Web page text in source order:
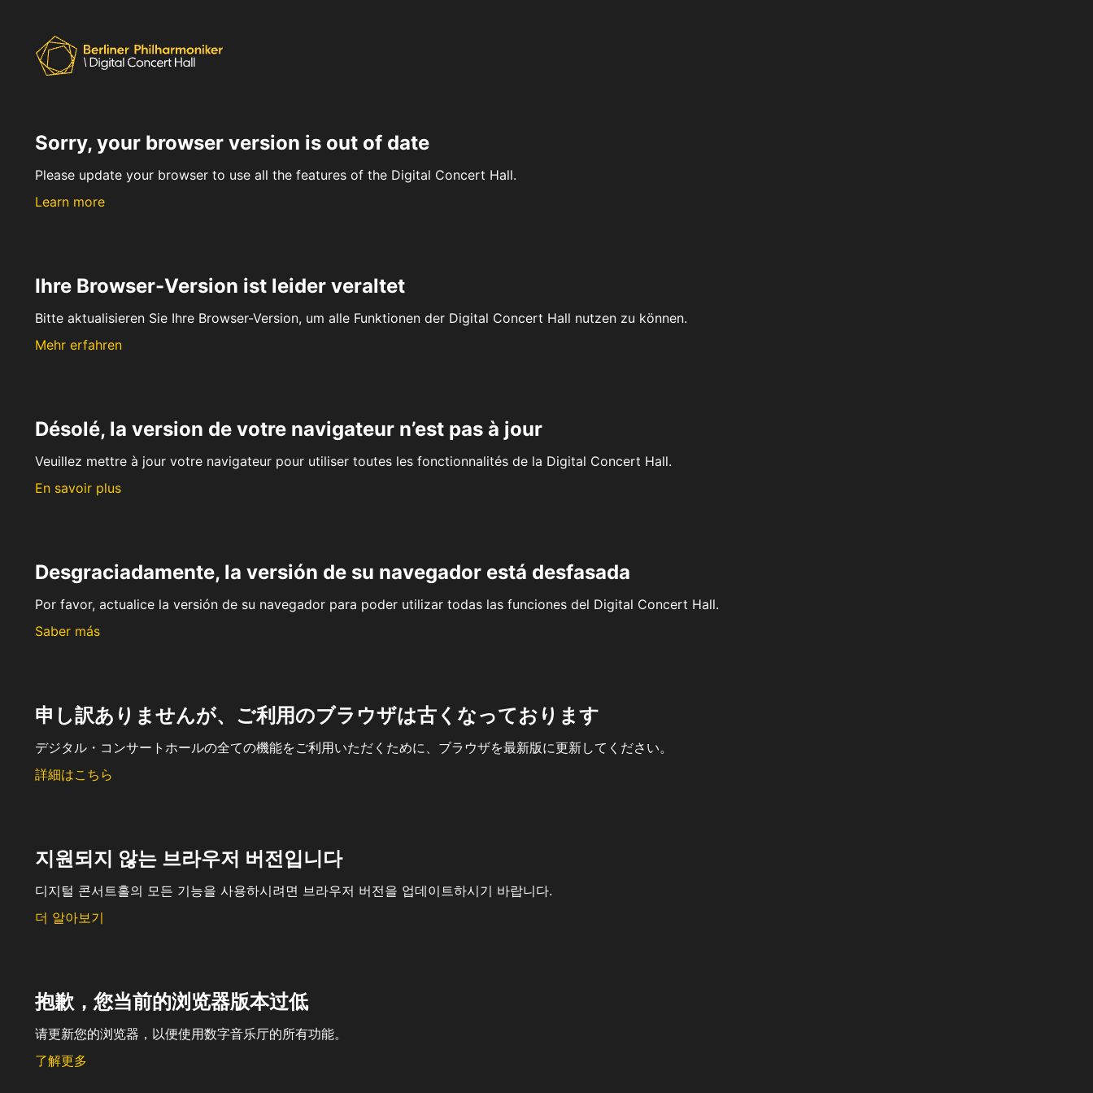
Sorry, your browser version is out of date
Please update your browser to use all the features of the Digital Concert Hall.
Learn more
Ihre Browser-Version ist leider veraltet
Bitte aktualisieren Sie Ihre Browser-Version, um alle Funktionen der Digital Concert Hall nutzen zu können.
Mehr erfahren
Désolé, la version de votre navigateur n’est pas à jour
Veuillez mettre à jour votre navigateur pour utiliser toutes les fonctionnalités de la Digital Concert Hall.
En savoir plus
Desgraciadamente, la versión de su navegador está desfasada
Por favor, actualice la versión de su navegador para poder utilizar todas las funciones del Digital Concert Hall.
Saber más
申し訳ありませんが、ご利用のブラウザは古くなっております
デジタル・コンサートホールの全ての機能をご利用いただくために、ブラウザを最新版に更新してください。
詳細はこちら
지원되지 않는 브라우저 버전입니다
디지털 콘서트홀의 모든 기능을 사용하시려면 브라우저 버전을 업데이트하시기 바랍니다.
더 알아보기
抱歉，您当前的浏览器版本过低
请更新您的浏览器，以便使用数字音乐厅的所有功能。
了解更多